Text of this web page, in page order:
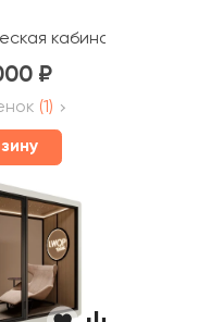
felt кабина LWOP
(1)